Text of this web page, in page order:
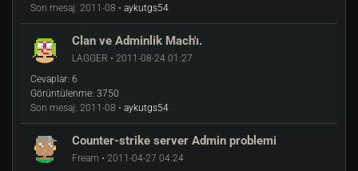
Son mesaj: 2011-08 • aykutgs54
Clan ve Adminlik Mach'ı.
LAGGER • 2011-08-24 01:27
Cevaplar: 6
Görüntülenme: 3750
Son mesaj: 2011-08 • aykutgs54
Counter-strike server Admin problemi
Fream • 2011-04-27 04:24